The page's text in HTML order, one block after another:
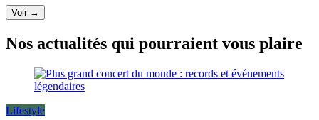
Voir →
Nos actualités qui pourraient vous plaire
Lifestyle